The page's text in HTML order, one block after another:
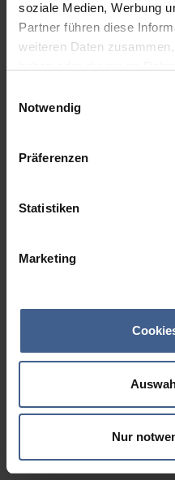
soziale Medien, Werbung
Partner führen diese
weiteren Daten
Weitere Informationen
Notwendig
Präferenzen
Statistiken
Marketing
Nur
Back to homepage